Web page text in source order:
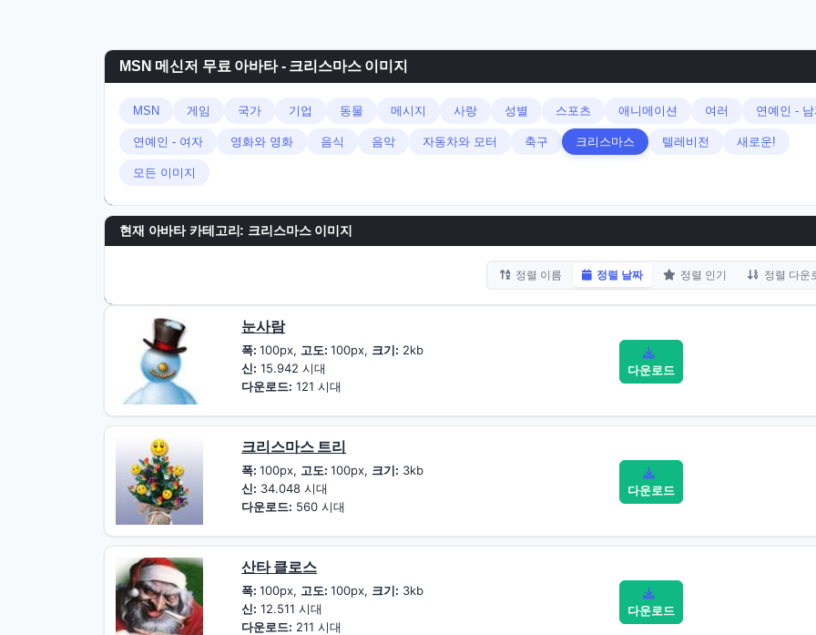
MSN 메신저 무료 아바타 - 크리스마스 이미지
MSN 게임 국가 기업 동물 메시지 사랑 성별 스포츠 애니메이션 여러 연예인 -
연예인 - 여자 영화와 영화 음식 음악 자동차와 모터 축구 크리스마스 텔레비전 새로운!
모든 이미지
현재 아바타 카테고리: 크리스마스 이미지
정렬 이름 정렬 날짜 정렬 인기 정렬 다운
눈사람
폭:100px, 고도:100px, 크기: 2kb
신: 15.942 시대
다운로드: 121 시대
다운로드
크리스마스 트리
폭:100px, 고도:100px, 크기: 3kb
신: 34.048 시대
다운로드: 560 시대
다운로드
산타 클로스
폭:100px, 고도:100px, 크기: 3kb
신: 12.511 시대
다운로드: 211 시대
다운로드